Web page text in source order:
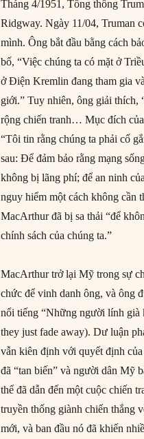
Tháng 4/1951, Tổng thống
Ridgway. Ngày 11/04, Truman
mình. Ông bắt đầu bằng cách
bố, “Việc chúng ta có mặt ở
ở Điện Kremlin đang tham gia
giới.” Tuy nhiên, ông giải thích,
rộng chiến tranh… Mục đích
“Tôi tin rằng chúng ta phải cố
sau: Để đảm bảo rằng mạng
không bị lãng phí; để an ninh
nguy hiểm một cách không cần
MacArthur đã bị sa thải “để
chính sách của chúng ta.”
MacArthur trở lại Mỹ trong sự
chức để vinh danh ông, và ông
nổi tiếng “Những người lính già
they just fade away). Dư luận
vẫn kiên định với quyết định
đã “tan biến” và người dân Mỹ
thể đã dẫn đến một cuộc chiến
truyền thống giành chiến thắng
mới, và ban đầu nó đã khiến